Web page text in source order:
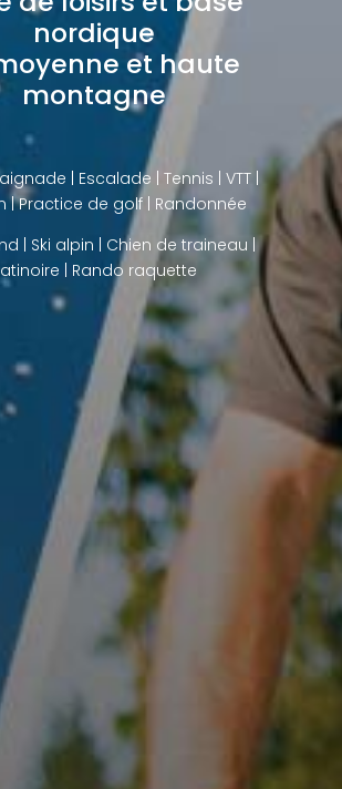
nordique
et haute
montagne
| Escalade | Tennis | VTT |
|Practice de golf| Randonnée
Ski alpin Chien de traineau |
| Rando raquette